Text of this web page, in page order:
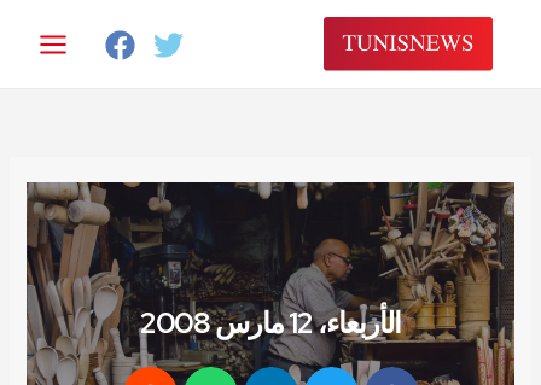
الأربعاء، 12 مارس 2008